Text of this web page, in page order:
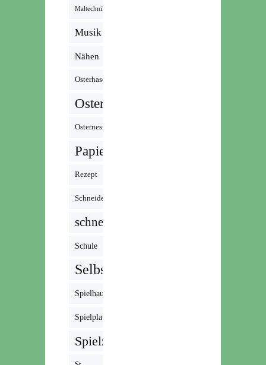
Maltechnik
Musik /
Radio /
Nähen
Osterhase
Ostern
Osternest
Papier
Rezept
Schneiden
schnell
Schule
Selbstgemacht
Spielhaus
Spielplatz
Spielzeug